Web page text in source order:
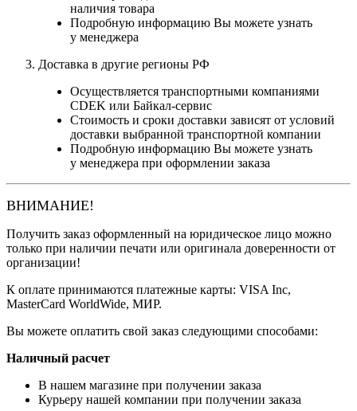
наличия товара
Подробную информацию Вы можете узнать
у менеджера
Доставка в другие регионы РФ
Осуществляется транспортными компаниями
CDEK или Байкал-сервис
Стоимость и сроки доставки зависят от условий
доставки выбранной транспортной компании
Подробную информацию Вы можете узнать
у менеджера при оформлении заказа
ВНИМАНИЕ!
Получить заказ оформленный на юридическое лицо можно
только при наличии печати или оригинала доверенности от
организации!
К оплате принимаются платежные карты: VISA Inc,
MasterCard WorldWide, МИР.
Вы можете оплатить свой заказ следующими способами:
Наличный расчет
В нашем магазине при получении заказа
Курьеру нашей компании при получении заказа